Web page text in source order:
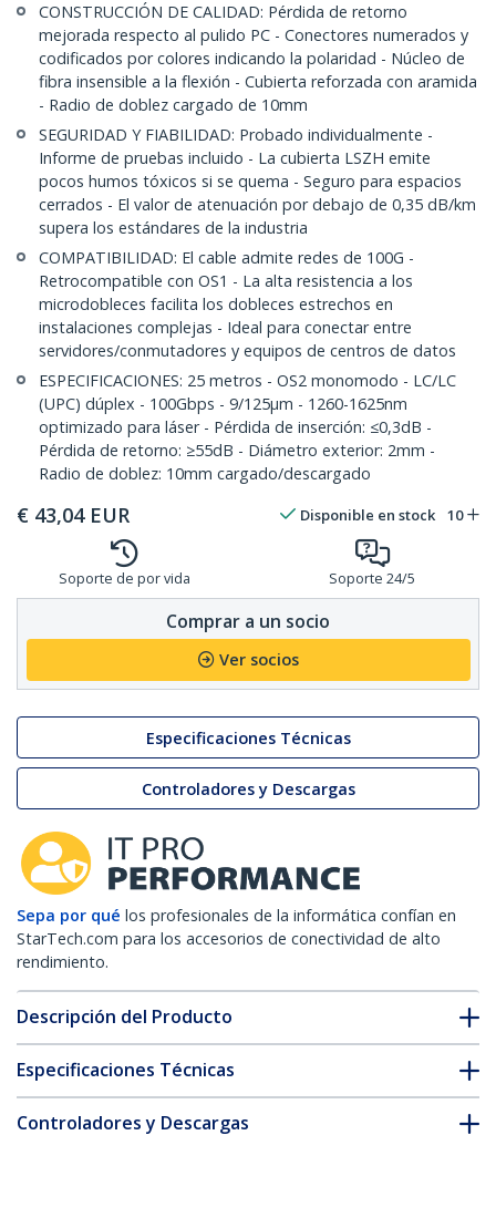
CONSTRUCCIÓN DE CALIDAD: Pérdida de retorno
mejorada respecto al pulido PC - Conectores numerados y
codificados por colores indicando la polaridad - Núcleo de
fibra insensible a la flexión - Cubierta reforzada con aramida
- Radio de doblez cargado de 10mm
SEGURIDAD Y FIABILIDAD: Probado individualmente -
Informe de pruebas incluido - La cubierta LSZH emite
pocos humos tóxicos si se quema - Seguro para espacios
cerrados - El valor de atenuación por debajo de 0,35 dB/km
supera los estándares de la industria
COMPATIBILIDAD: El cable admite redes de 100G -
Retrocompatible con OS1 - La alta resistencia a los
microdobleces facilita los dobleces estrechos en
instalaciones complejas - Ideal para conectar entre
servidores/conmutadores y equipos de centros de datos
ESPECIFICACIONES: 25 metros - OS2 monomodo - LC/LC
(UPC) dúplex - 100Gbps - 9/125µm - 1260-1625nm
optimizado para láser - Pérdida de inserción: ≤0,3dB -
Pérdida de retorno: ≥55dB - Diámetro exterior: 2mm -
Radio de doblez: 10mm cargado/descargado
€ 43,04 EUR Disponible en stock 10
Soporte de por vida Soporte 24/5
Comprar a un socio
Ver socios
Especificaciones Técnicas
Controladores y Descargas
Sepa por qué los profesionales de la informática confían en
StarTech.com para los accesorios de conectividad de alto
rendimiento.
Descripción del Producto
Especificaciones Técnicas
Controladores y Descargas